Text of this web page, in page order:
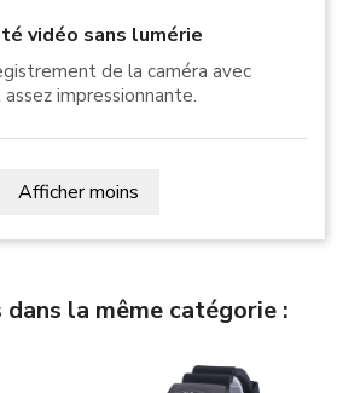
vidéo sans lumérie
de la caméra avec
impressionnante.
Afficher moins
la même catégorie :